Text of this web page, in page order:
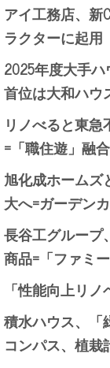
アイ工務店、新
ラクターに起用
2025年度大手
首位は大和ハウ
リノべると東
=「職住遊」融
旭化成ホームズ
大へ=ガーデン
長谷工グループ
商品=「ファミ
「性能向上リ
積水ハウス、「
コンパス、植